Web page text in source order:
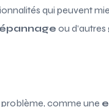
qui peuvent
ou
problème, comme une